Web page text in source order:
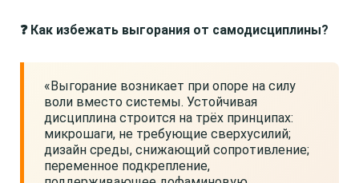
❓ Как избежать выгорания от самодисциплины?
«Выгорание возникает при опоре на силу
воли вместо системы. Устойчивая
дисциплина строится на трёх принципах:
микрошаги, не требующие сверхусилий;
дизайн среды, снижающий сопротивление;
переменное подкрепление,